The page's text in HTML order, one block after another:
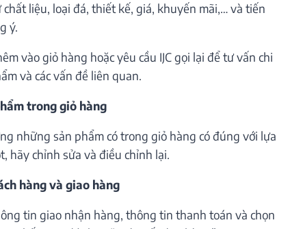
liệu, loại đá, thiết kế, giá, khuyến mãi,… và tiến
ý.
vào giỏ hàng hoặc yêu cầu IJC gọi lại để tư vấn chi
và các vấn đề liên quan.
trong giỏ hàng
những sản phẩm có trong giỏ hàng có đúng với lựa
hãy chỉnh sửa và điều chỉnh lại.
hàng và giao hàng
tin giao nhận hàng, thông tin thanh toán và chọn